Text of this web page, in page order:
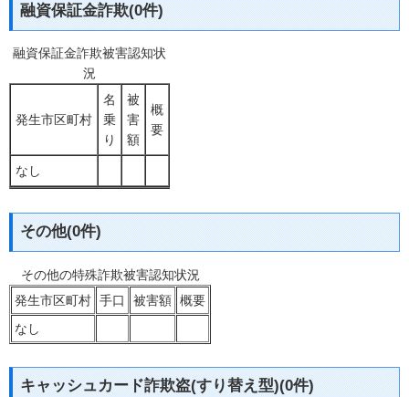
融資保証金詐欺(0件)
融資保証金詐欺被害認知状
況
発生市区町村
名
乗
り
被
害
額
概
要
なし
その他(0件)
発生市区町村 手口 被害額 概要
なし
その他の特殊詐欺被害認知状況
キャッシュカード詐欺盗(すり替え型)(0件)